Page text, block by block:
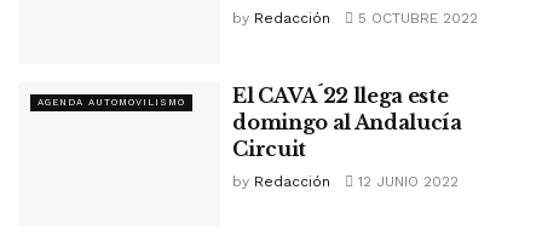
by Redacción 5 OCTUBRE 2022
AGENDA AUTOMOVILISMO
El CAVA´22 llega este
domingo al Andalucía
Circuit
by Redacción 12 JUNIO 2022